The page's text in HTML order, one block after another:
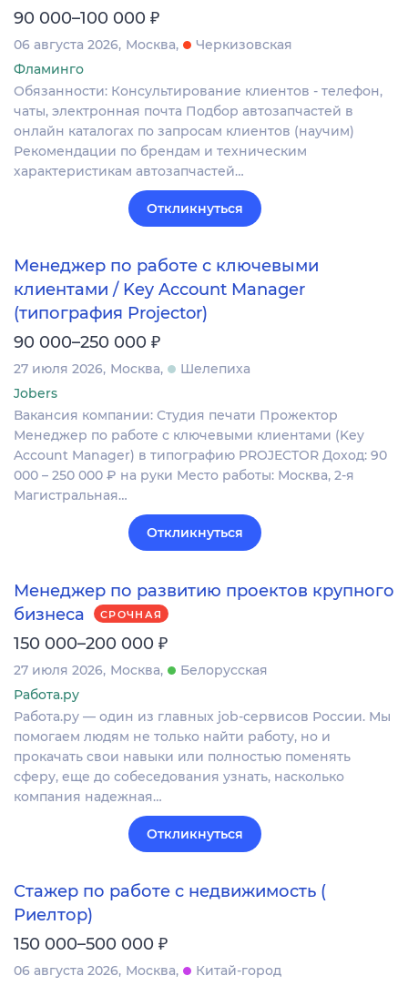
90 000–100 000 ₽
06 августа 2026 Москва
Черкизовская
Фламинго
Обязанности: Консультирование клиентов - телефон,
чаты, электронная почта Подбор автозапчастей в
онлайн каталогах по запросам клиентов (научим)
Рекомендации по брендам и техническим
характеристикам автозапчастей…
Откликнуться
Менеджер по работе с ключевыми
клиентами / Key Account Manager
(типография Projector)
90 000–250 000 ₽
27 июля 2026 Москва
Шелепиха
Jobers
Вакансия компании: Студия печати Прожектор
Менеджер по работе с ключевыми клиентами (Key
Account Manager) в типографию PROJECTOR Доход: 90
000 – 250 000 ₽ на руки Место работы: Москва, 2-я
Магистральная…
Откликнуться
Менеджер по развитию проектов крупного
бизнеса
СРОЧНАЯ
150 000–200 000 ₽
27 июля 2026 Москва
Белорусская
Работа.ру
Работа.ру — один из главных job-сервисов России. Мы
помогаем людям не только найти работу, но и
прокачать свои навыки или полностью поменять
сферу, еще до собеседования узнать, насколько
компания надежная…
Откликнуться
Стажер по работе с недвижимость (
Риелтор)
150 000–500 000 ₽
06 августа 2026 Москва
Китай-город